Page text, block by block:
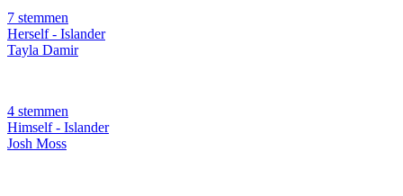
7 stemmen
Herself - Islander
Tayla Damir
4 stemmen
Himself - Islander
Josh Moss